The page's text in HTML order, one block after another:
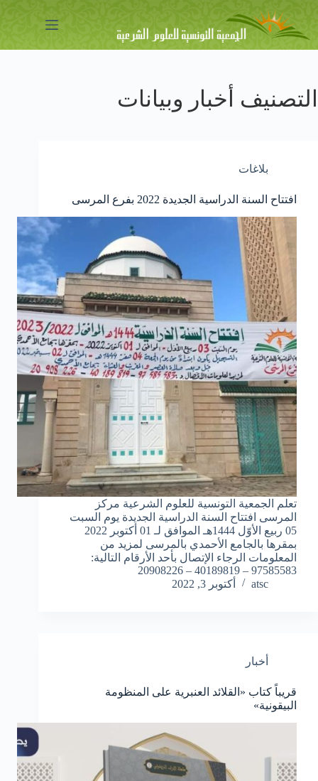
المحتوى
التصنيف أخبار وبيانات
بلاغات
افتتاح السنة الدراسية الجديدة 2022 بفرع المرسى
تعلم الجمعية التونسية للعلوم الشرعية مركز
المرسى افتتاح السنة الدراسية الجديدة يوم السبت
05 ربيع الأوّل 1444هـ الموافق لـ 01 أكتوبر 2022
بمقرها بالجامع الأحمدي بالمرسى لمزيد من
المعلومات الرجاء الإتصال بأحد الأرقام التالية:
97585583 – 40189819 – 20908226
atsc
أكتوبر 3, 2022
أخبار
قريباً كتاب «القلائد العنبرية على المنظومة
البيقونية»